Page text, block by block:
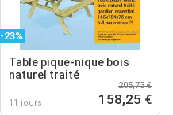
-23%
Table pique-nique bois
naturel traité
11 jours
205,73 €
158,25 €